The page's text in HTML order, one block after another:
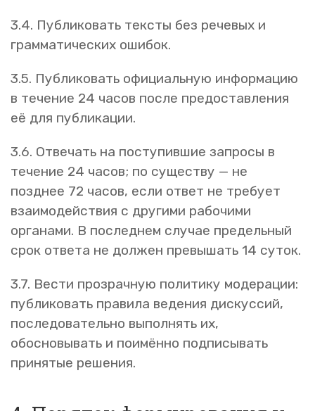
3.4. Публиковать тексты без речевых и
грамматических ошибок.
3.5. Публиковать официальную информацию
в течение 24 часов после предоставления
её для публикации.
3.6. Отвечать на поступившие запросы в
течение 24 часов; по существу — не
позднее 72 часов, если ответ не требует
взаимодействия с другими рабочими
органами. В последнем случае предельный
срок ответа не должен превышать 14 суток.
3.7. Вести прозрачную политику модерации:
публиковать правила ведения дискуссий,
последовательно выполнять их,
обосновывать и поимённо подписывать
принятые решения.